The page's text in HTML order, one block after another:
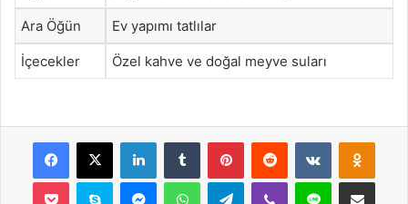
Ara Öğün Ev yapımı tatlılar
İçecekler Özel kahve ve doğal meyve suları
Facebook
X LinkedInTumblr PinterestReddit VKontakte
Pocket Skype MessengerWhatsAppTelegramViber Line E-Posta ile